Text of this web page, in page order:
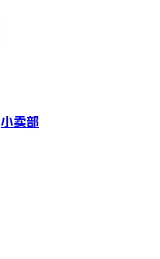
小卖部